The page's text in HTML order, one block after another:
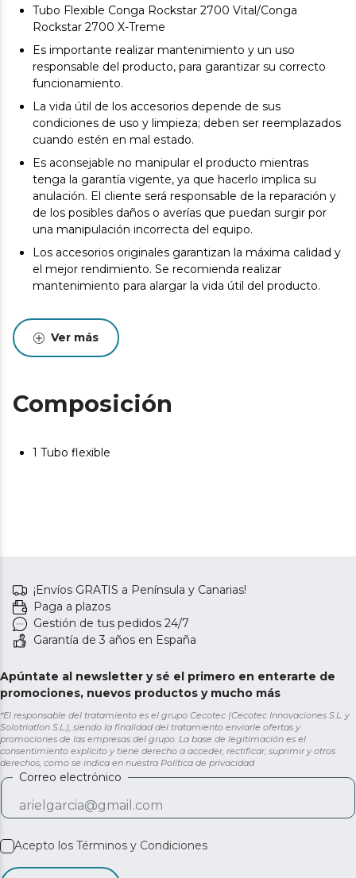
Tubo Flexible Conga Rockstar 2700 Vital/Conga
Rockstar 2700 X-Treme
Es importante realizar mantenimiento y un uso
responsable del producto, para garantizar su correcto
funcionamiento.
La vida útil de los accesorios depende de sus
condiciones de uso y limpieza; deben ser reemplazados
cuando estén en mal estado.
Es aconsejable no manipular el producto mientras
tenga la garantía vigente, ya que hacerlo implica su
anulación. El cliente será responsable de la reparación y
de los posibles daños o averías que puedan surgir por
una manipulación incorrecta del equipo.
Los accesorios originales garantizan la máxima calidad y
el mejor rendimiento. Se recomienda realizar
mantenimiento para alargar la vida útil del producto.
Ver más
Composición
1 Tubo flexible
¡Envíos GRATIS a Península y Canarias!
Paga a plazos
Gestión de tus pedidos 24/7
Garantía de 3 años en España
Apúntate al newsletter y sé el primero en enterarte de
promociones, nuevos productos y mucho más
*El responsable del tratamiento es el grupo Cecotec (Cecotec Innovaciones S.L. y
Solotriatlon S.L.), siendo la finalidad del tratamiento enviarle ofertas y
promociones de las empresas del grupo. La base de legitimación es el
consentimiento explícito y tiene derecho a acceder, rectificar, suprimir y otros
derechos, como se indica en nuestra Política de privacidad
Correo electrónico
Acepto los Términos y Condiciones